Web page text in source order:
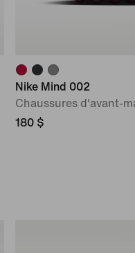
Nike Mind 002
Chaussures d'avant-
180 $